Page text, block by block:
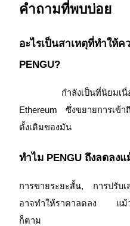
พันธมิตร Bitrue
มากถึง 65% คอมมิชชั่น!
คำถามที่พบบ่อย
อะไรเป็นสาเหตุที่ทำให้
PENGU?
Ethereum ซึ่งขยายการเข้
ดั้งเดิมของมัน
ทำไม PENGU ถึงลดลง
การขายระยะสั้น, การปรับเ
อาจทำให้ราคาลดลง แม้ว่
ก็ตาม